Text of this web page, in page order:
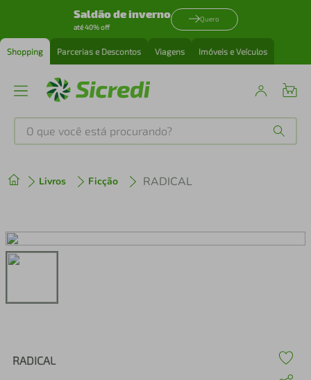
Saldão de inverno
até 40% off
Quero
Shopping Parcerias e Descontos Viagens Imóveis e Veículos
O que você está procurando?
Livros Ficção RADICAL
RADICAL
2º cafeteira